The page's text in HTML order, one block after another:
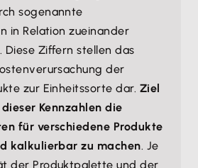
sogenannte
in Relation zueinander
Ziffern stellen das
der
zur Einheitssorte dar. Ziel
Kennzahlen die
für verschiedene Produkte
kalkulierbar zu machen. Je
der Produktpalette und der